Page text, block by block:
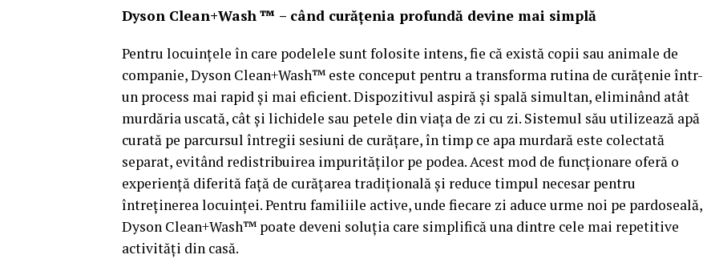
Dyson Clean+Wash ™ – când curățenia profundă devine mai simplă
Pentru locuințele în care podelele sunt folosite intens, fie că există copii sau animale de
companie, Dyson Clean+Wash™ este conceput pentru a transforma rutina de curățenie într-
un process mai rapid și mai eficient. Dispozitivul aspiră și spală simultan, eliminând atât
murdăria uscată, cât și lichidele sau petele din viața de zi cu zi. Sistemul său utilizează apă
curată pe parcursul întregii sesiuni de curățare, în timp ce apa murdară este colectată
separat, evitând redistribuirea impurităților pe podea. Acest mod de funcționare oferă o
experiență diferită față de curățarea tradițională și reduce timpul necesar pentru
întreținerea locuinței. Pentru familiile active, unde fiecare zi aduce urme noi pe pardoseală,
Dyson Clean+Wash™ poate deveni soluția care simplifică una dintre cele mai repetitive
activități din casă.